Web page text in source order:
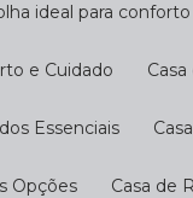
ideal para
e Cuidado
Essenciais
Opções Casa